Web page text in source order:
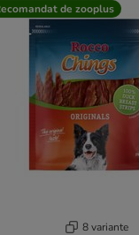
de zooplus
8 variante